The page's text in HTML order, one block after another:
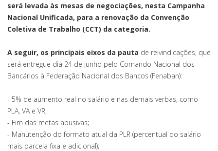
será levada às mesas de negociações, nesta Campanha
Nacional Unificada, para a renovação da Convenção
Coletiva de Trabalho (CCT) da categoria.
A seguir, os principais eixos da pauta de reivindicações, que
será entregue dia 24 de junho pelo Comando Nacional dos
Bancários à Federação Nacional dos Bancos (Fenaban):
- 5% de aumento real no salário e nas demais verbas, como
PLA, VA e VR;
- Fim das metas abusivas;
- Manutenção do formato atual da PLR (percentual do salário
mais parcela fixa e adicional);